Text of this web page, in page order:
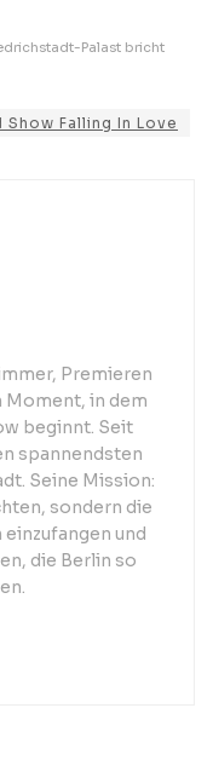
Palast bricht
Show Falling In Love
Premieren
Moment, in dem
beginnt. Seit
spannendsten
Seine Mission:
sondern die
und
die Berlin so